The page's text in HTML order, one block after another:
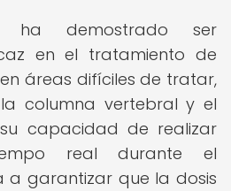
ha demostrado ser
en el tratamiento de
áreas difíciles de tratar,
columna vertebral y el
capacidad de realizar
real durante el
a garantizar que la dosis